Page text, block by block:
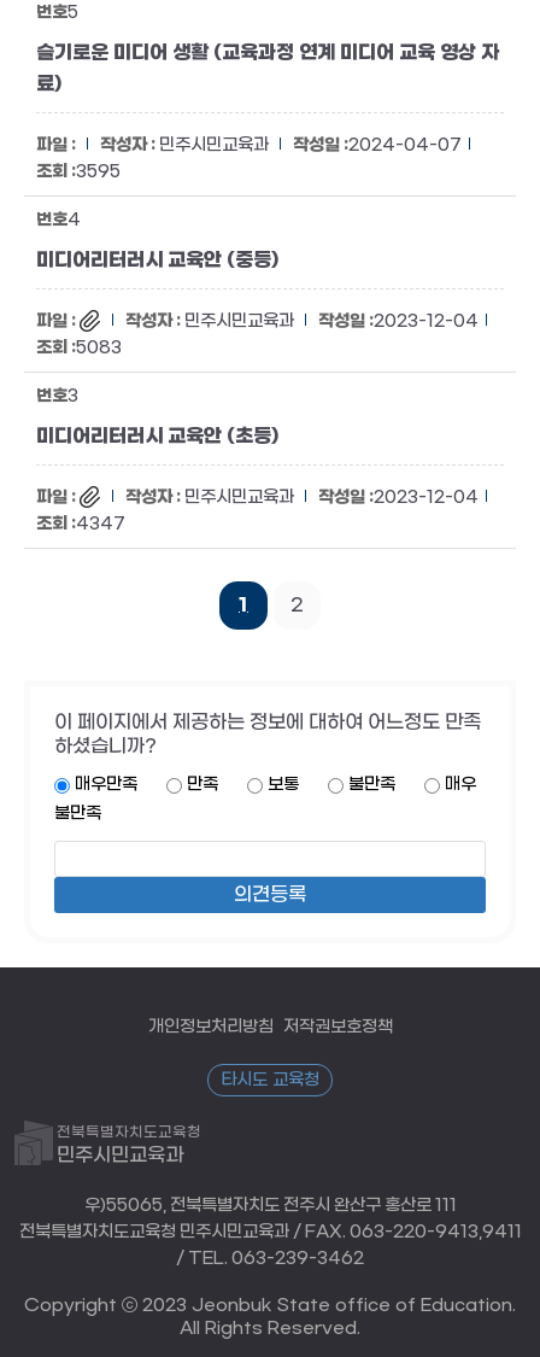
5
슬기로운 미디어 생활 (교육과정 연계 미디어 교육 영상 자
료)
민주시민교육과
2024-04-07
3595
4
미디어리터러시 교육안 (중등)
민주시민교육과
2023-12-04
5083
3
미디어리터러시 교육안 (초등)
민주시민교육과
2023-12-04
4347
1 2
이 페이지에서 제공하는 정보에 대하여 어느정도 만족
하셨습니까?
매우만족 만족 보통 불만족
매우
불만족
개인정보처리방침 저작권보호정책
타시도 교육청
전북특별자치도교육청
민주시민교육과
우)55065, 전북특별자치도 전주시 완산구 홍산로 111
전북특별자치도교육청 민주시민교육과 / FAX. 063-220-9413,9411
/ TEL. 063-239-3462
Copyright ⓒ 2023 Jeonbuk State office of Education.
All Rights Reserved.